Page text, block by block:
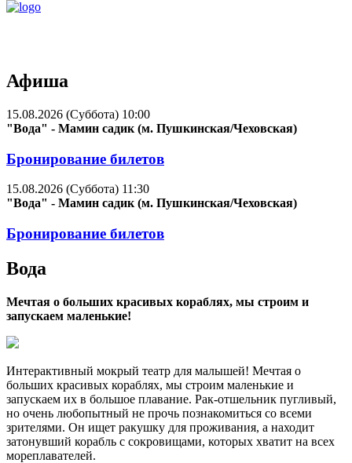
Афиша
15.08.2026 (Суббота) 10:00
"Вода" - Мамин садик (м. Пушкинская/Чеховская)
Бронирование билетов
15.08.2026 (Суббота) 11:30
"Вода" - Мамин садик (м. Пушкинская/Чеховская)
Бронирование билетов
Вода
Мечтая о больших красивых кораблях, мы строим и
запускаем маленькие!
Интерактивный мокрый театр для малышей! Мечтая о
больших красивых кораблях, мы строим маленькие и
запускаем их в большое плавание. Рак-отшельник пугливый,
но очень любопытный не прочь познакомиться со всеми
зрителями. Он ищет ракушку для проживания, а находит
затонувший корабль с сокровищами, которых хватит на всех
мореплавателей.